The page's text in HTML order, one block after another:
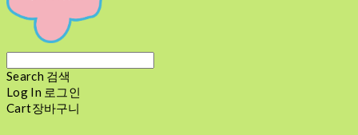
Search 검색
Log In 로그인
Cart장바구니